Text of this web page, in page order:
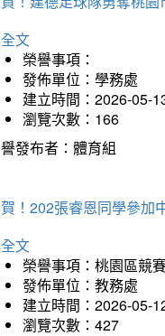
文
榮譽事項：
發佈單位：學務處
建立時間：2026-05-
瀏覽次數：166
發布者：體育組
！202張睿恩同學參加
文
榮譽事項：桃園區競
發佈單位：教務處
建立時間：2026-05-
瀏覽次數：427